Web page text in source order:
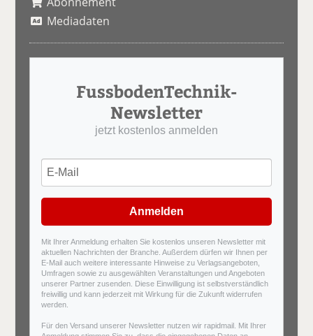
Mediadaten
FussbodenTechnik-
Newsletter
jetzt kostenlos anmelden
Anmelden
Mit Ihrer Anmeldung erhalten Sie kostenlos unseren Newsletter mit
aktuellen Nachrichten der Branche. Außerdem dürfen wir Ihnen per
E-Mail auch weitere interessante Hinweise zu Verlagsangeboten,
Umfragen sowie zu ausgewählten Veranstaltungen und Angeboten
unserer Partner zusenden. Diese Einwilligung ist selbstverständlich
freiwillig und kann jederzeit mit Wirkung für die Zukunft widerrufen
werden.
Für den Versand unserer Newsletter nutzen wir rapidmail. Mit Ihrer